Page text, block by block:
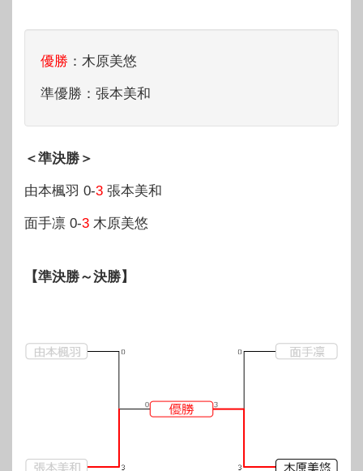
優勝 ：木原美悠
準優勝：張本美和
＜準決勝＞
由本楓羽 0-3 張本美和
面手凛 0-3 木原美悠
【準決勝～決勝】